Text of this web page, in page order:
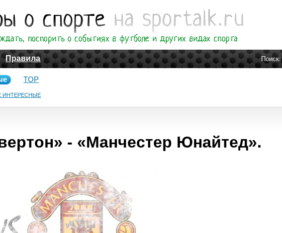
Поиск:
Правила
ИНТЕРЕСНЫЕ
TOP
- «Манчестер Юнайтед».